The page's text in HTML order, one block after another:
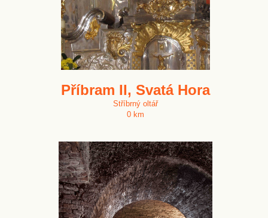
Příbram II, Svatá Hora
Stříbrný oltář
0 km